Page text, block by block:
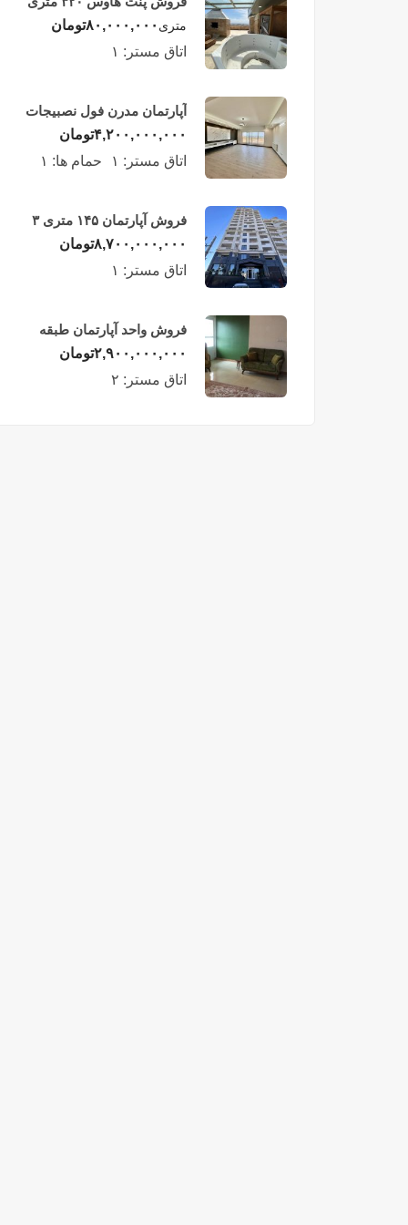
لوکس در طبقه چهاردهم
فریدونکنار
متری ۸۰,۰۰۰,۰۰۰تومان
اتاق مستر: ۱
آپارتمان مدرن فول نصبیجات
ساحلی/فریدونکنار
۴,۲۰۰,۰۰۰,۰۰۰تومان
اتاق مستر: ۱ حمام ها: ۱
فروش آپارتمان ۱۴۵ متری ۳
خوابه در فریدونکنار
۸,۷۰۰,۰۰۰,۰۰۰تومان
اتاق مستر: ۱
فروش واحد آپارتمان طبقه
چهارم در فریدونکنار
۲,۹۰۰,۰۰۰,۰۰۰تومان
اتاق مستر: ۲